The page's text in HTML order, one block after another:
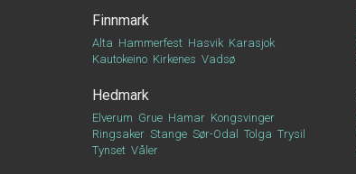
Finnmark
Alta Hammerfest Hasvik Karasjok
Kautokeino Kirkenes Vadsø
Hedmark
Elverum Grue Hamar Kongsvinger
Ringsaker Stange Sør-Odal Tolga Trysil
Tynset Våler